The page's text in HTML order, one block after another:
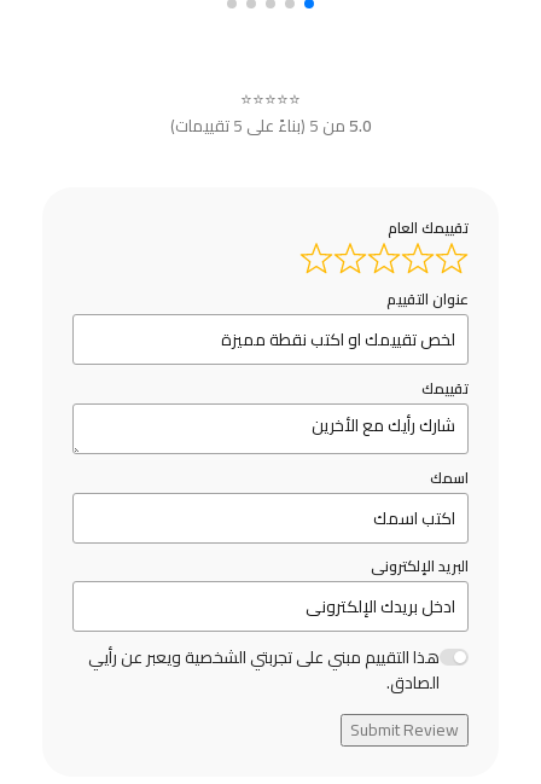
⭐⭐⭐⭐⭐
5.0من 5 (بناءً على 5 تقييمات)
تقييمك العام
عنوان التقييم
تقييمك
اسمك
البريد الإلكترونى
هذا التقييم مبني على تجربتي الشخصية ويعبر عن رأيي
الصادق.
Submit Review